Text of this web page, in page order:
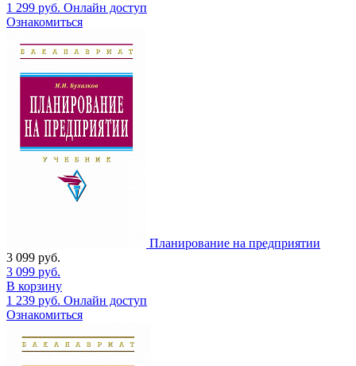
1 299 руб. Онлайн доступ
Ознакомиться
Планирование на предприятии
3 099 руб.
3 099 руб.
В корзину
1 239 руб. Онлайн доступ
Ознакомиться